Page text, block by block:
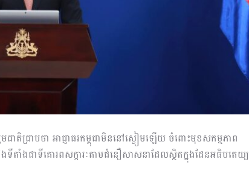
ប្រតិកម្ម
មជាតិជ្រាបថា អាជ្ញាធរកម្ពុជាមិននៅស្ងៀមឡើយ ចំពោះមុខសកម្មភាព
តាំងជាទីគោរពសក្ការៈតាមជំនឿសាសនាដែលស្ថិតក្នុងដែនអធិបតេយ្យ